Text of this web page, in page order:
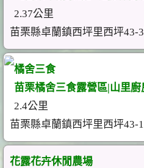
2.37公里
苗栗縣卓蘭鎮西坪里西坪43-
橘舍三食
苗栗橘舍三食露營區|山里
2.4公里
苗栗縣卓蘭鎮西坪里西坪43-
花露花卉休閒農場